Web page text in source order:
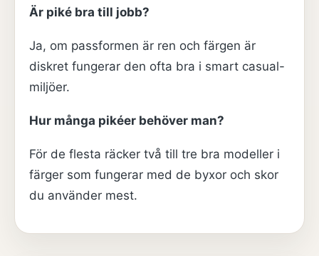
Är piké bra till jobb?
Ja, om passformen är ren och färgen är
diskret fungerar den ofta bra i smart casual-
miljöer.
Hur många pikéer behöver man?
För de flesta räcker två till tre bra modeller i
färger som fungerar med de byxor och skor
du använder mest.